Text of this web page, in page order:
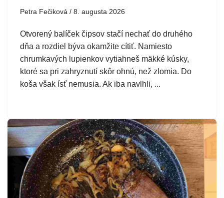
Petra Fečiková 8. augusta 2026
Otvorený balíček čipsov stačí nechať do druhého
dňa a rozdiel býva okamžite cítiť. Namiesto
chrumkavých lupienkov vytiahneš mäkké kúsky,
ktoré sa pri zahryznutí skôr ohnú, než zlomia. Do
koša však ísť nemusia. Ak iba navlhli, ...